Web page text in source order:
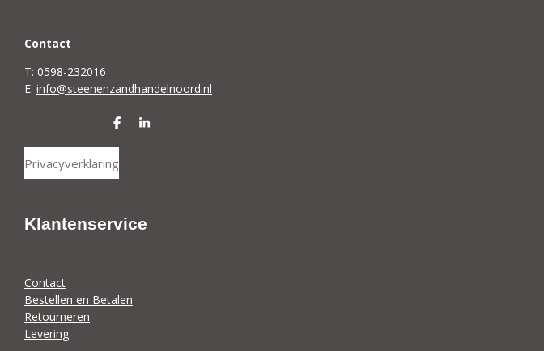
Contact
T: 0598-232016
E: info@steenenzandhandelnoord.nl
D
l
e
n
S
Privacyverklaring
Klantenservice
Contact
Bestellen en Betalen
Retourneren
Levering